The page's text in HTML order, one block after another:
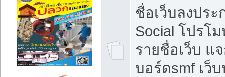
ชื่อเว็บลงปร
Social โปรโ
รายชื่อเว็บ แ
บอร์ดsmf เว็